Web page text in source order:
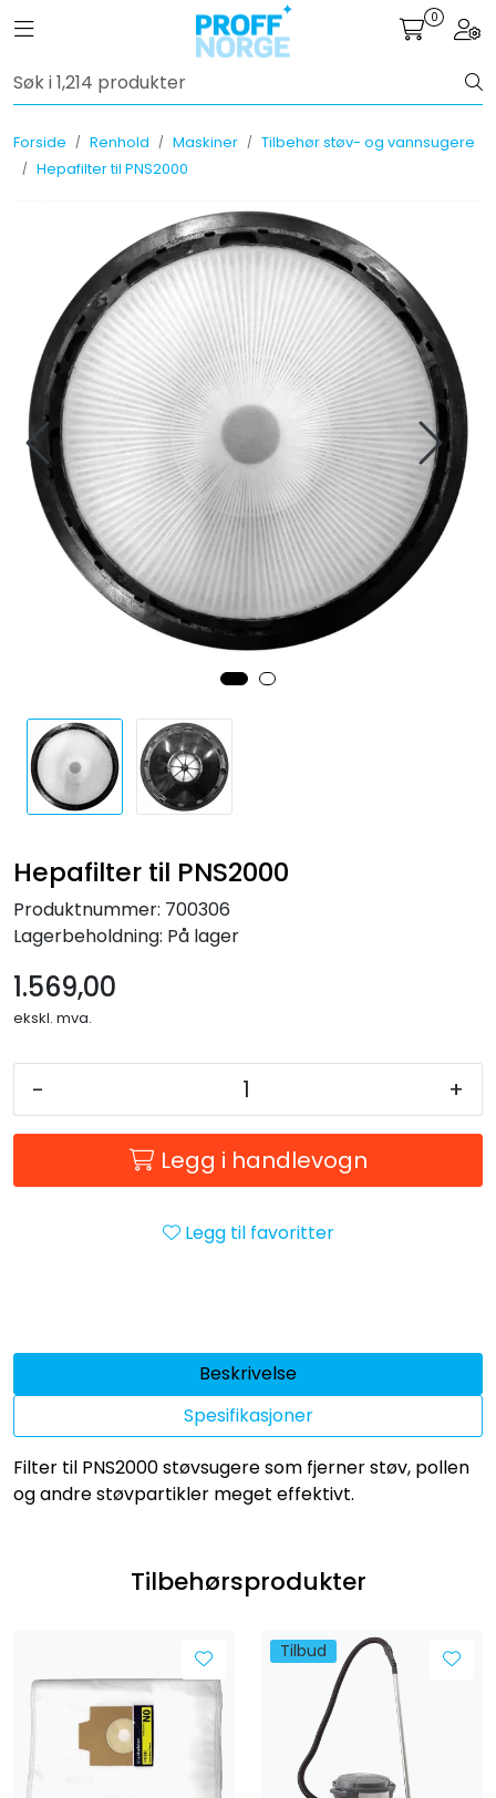
Toggle navigation 0
Forside Renhold Maskiner
Tilbehør støv- og vannsugere
Hepafilter til PNS2000
Hepafilter til PNS2000
Produktnummer: 700306
Lagerbeholdning: På lager
1.569,00
ekskl. mva.
- +
Legg i handlevogn
Legg til favoritter
Beskrivelse
Spesifikasjoner
Filter til PNS2000 støvsugere som fjerner støv, pollen
og andre støvpartikler meget effektivt.
Tilbehørsprodukter
Tilbud
Tilbud
Måleinstrumenter
Renhold
Vinduspusseutstyr
Verneutstyr
Forbruksmateriell
Gravferd